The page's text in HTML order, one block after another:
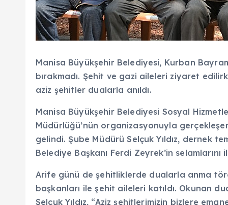
Manisa Büyükşehir Belediyesi, Kurban
bırakmadı. Şehit ve gazi aileleri ziyaret
aziz şehitler dualarla anıldı.
Manisa Büyükşehir Belediyesi Sosyal
Müdürlüğü’nün organizasyonuyla
gelindi. Şube Müdürü Selçuk Yıldız, dernek
Belediye Başkanı Ferdi Zeyrek’in
Arife günü de şehitliklerde dualarla anma
başkanları ile şehit aileleri katıldı. Okunan
Selçuk Yıldız, “Aziz şehitlerimizin bizlere